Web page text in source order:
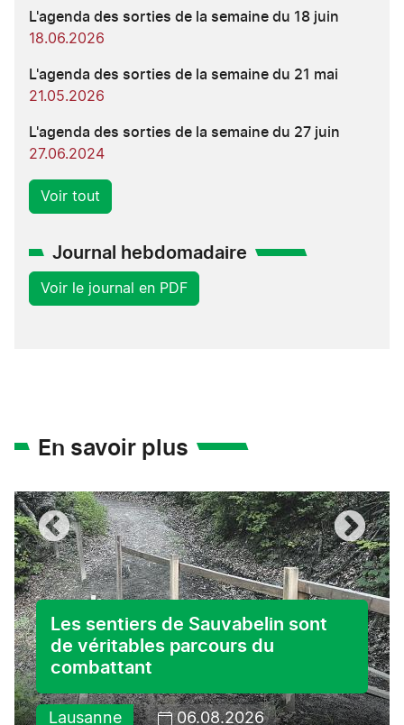
L'agenda des sorties de la semaine du 18 juin
18.06.2026
L'agenda des sorties de la semaine du 21 mai
21.05.2026
L'agenda des sorties de la semaine du 27 juin
27.06.2024
Voir tout
Journal hebdomadaire
Voir le journal en PDF
En savoir plus
Les sentiers de Sauvabelin sont
de véritables parcours du
combattant
Lausanne 06.08.2026